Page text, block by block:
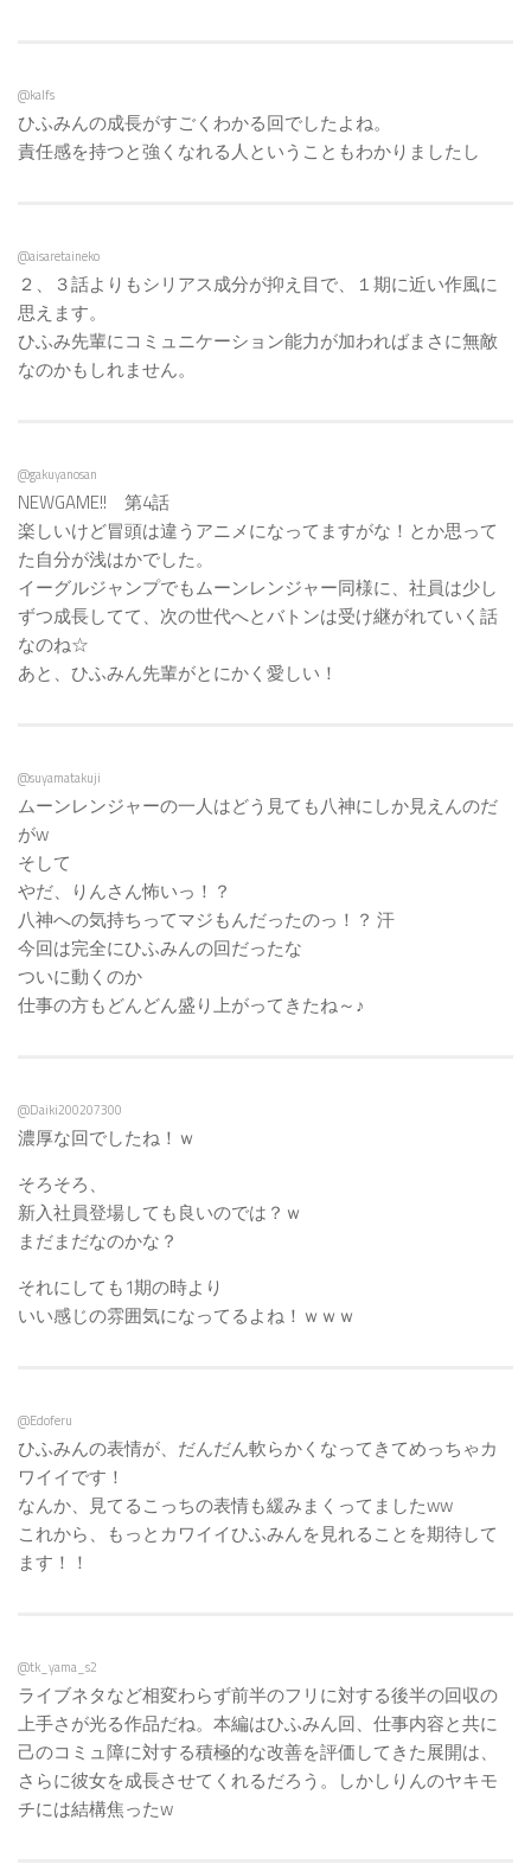
@kalfs
ひふみんの成長がすごくわかる回でしたよね。
責任感を持つと強くなれる人ということもわかりましたし
@aisaretaineko
２、３話よりもシリアス成分が抑え目で、１期に近い作風に
思えます。
ひふみ先輩にコミュニケーション能力が加わればまさに無敵
なのかもしれません。
@gakuyanosan
NEWGAME!! 第4話
楽しいけど冒頭は違うアニメになってますがな！とか思って
た自分が浅はかでした。
イーグルジャンプでもムーンレンジャー同様に、社員は少し
ずつ成長してて、次の世代へとバトンは受け継がれていく話
なのね☆
あと、ひふみん先輩がとにかく愛しい！
@suyamatakuji
ムーンレンジャーの一人はどう見ても八神にしか見えんのだ
がw
そして
やだ、りんさん怖いっ！？
八神への気持ちってマジもんだったのっ！？ 汗
今回は完全にひふみんの回だったな
ついに動くのか
仕事の方もどんどん盛り上がってきたね～♪
@Daiki200207300
濃厚な回でしたね！ｗ
そろそろ、
新入社員登場しても良いのでは？ｗ
まだまだなのかな？
それにしても1期の時より
いい感じの雰囲気になってるよね！ｗｗｗ
@Edoferu
ひふみんの表情が、だんだん軟らかくなってきてめっちゃカ
ワイイです！
なんか、見てるこっちの表情も緩みまくってましたww
これから、もっとカワイイひふみんを見れることを期待して
ます！！
@tk_yama_s2
ライブネタなど相変わらず前半のフリに対する後半の回収の
上手さが光る作品だね。本編はひふみん回、仕事内容と共に
己のコミュ障に対する積極的な改善を評価してきた展開は、
さらに彼女を成長させてくれるだろう。しかしりんのヤキモ
チには結構焦ったw